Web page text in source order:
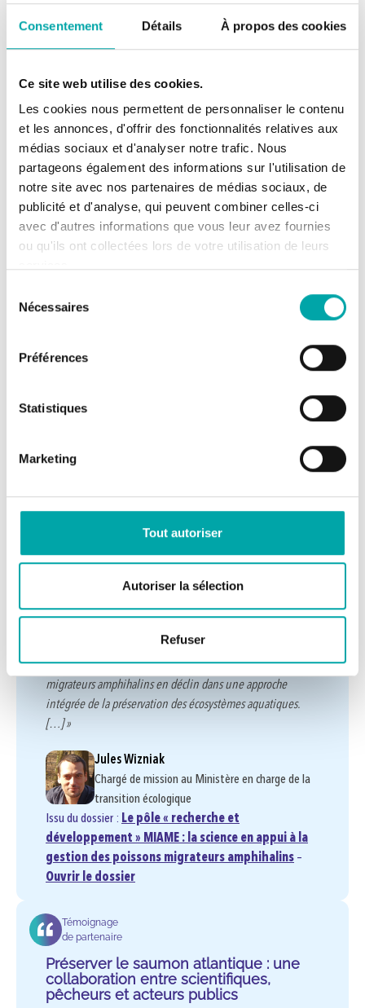
Consentement Détails À propos des cookies
Ce site web utilise des cookies.
Les cookies nous permettent de personnaliser le contenu
et les annonces, d'offrir des fonctionnalités relatives aux
médias sociaux et d'analyser notre trafic. Nous
partageons également des informations sur l'utilisation de
notre site avec nos partenaires de médias sociaux, de
publicité et d'analyse, qui peuvent combiner celles-ci
avec d'autres informations que vous leur avez fournies
ou qu'ils ont collectées lors de votre utilisation de leurs
Nécessaires
Préférences
Statistiques
Marketing
Tout autoriser
Autoriser la sélection
Refuser
rapportage à l’Europe. […] »
Coordinatrice du pôle Acquisition de la Donnée
de Surveillance à l’Agence de…
Issu du dossier :
Le Pôle « recherche et
développement » ÉCLA : la science en appui à la
gestion des écosystèmes lacustres –
Ouvrir le
dossier
Témoignage
au déclin des poissons migrateurs
porte le programme opérationnel du PLAGEPOMI des cours
d’eau bretons. […] »
Issu du dossier :
Témoignage
Expertise scientifique et gestion locale :
les clés de la DEB pour la protection
des migrateurs amphihalins
« […] Le ministère travaille à la sauvegarde de ces
migrateurs amphihalins en déclin dans une approche
intégrée de la préservation des écosystèmes aquatiques.
[…] »
Jules Wizniak
Chargé de mission au Ministère en charge de la
transition écologique
Issu du dossier : Le pôle « recherche et
développement » MIAME : la science en appui à la
gestion des poissons migrateurs amphihalins –
Ouvrir le dossier
Témoignage
de partenaire
Préserver le saumon atlantique : une
collaboration entre scientifiques,
pêcheurs et acteurs publics